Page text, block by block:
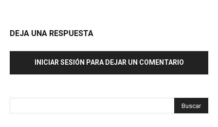
DEJA UNA RESPUESTA
INICIAR SESIÓN PARA DEJAR UN COMENTARIO